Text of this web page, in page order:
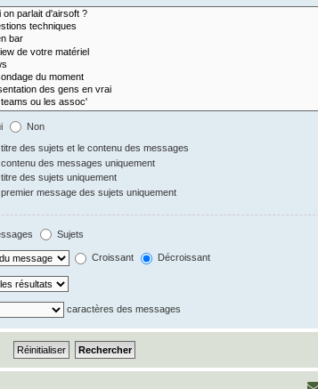
Non
titre des sujets et le contenu des messages
contenu des messages uniquement
titre des sujets uniquement
premier message des sujets uniquement
Sujets
Croissant Décroissant
caractères des messages